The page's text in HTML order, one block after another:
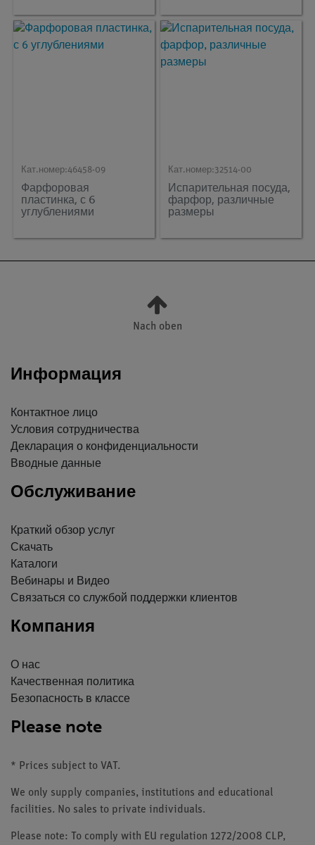
Кат.номер:46458-09
Фарфоровая
пластинка, с 6
углублениями
Кат.номер:32514-00
Испарительная посуда,
фарфор, различные
размеры
Nach oben
Информация
Контактное лицо
Условия сотрудничества
Декларация о конфиденциальности
Вводные данные
Обслуживание
Краткий обзор услуг
Скачать
Каталоги
Вебинары и Видео
Связаться со службой поддержки клиентов
Компания
О нас
Качественная политика
Безопасность в классе
Please note
* Prices subject to VAT.
We only supply companies, institutions and educational
facilities. No sales to private individuals.
Please note: To comply with EU regulation 1272/2008 CLP,